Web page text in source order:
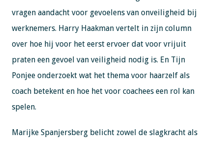
vragen aandacht voor gevoelens van onveiligheid bij
werknemers. Harry Haakman vertelt in zijn column
over hoe hij voor het eerst ervoer dat voor vrijuit
praten een gevoel van veiligheid nodig is. En Tijn
Ponjee onderzoekt wat het thema voor haarzelf als
coach betekent en hoe het voor coachees een rol kan
spelen.
Marijke Spanjersberg belicht zowel de slagkracht als